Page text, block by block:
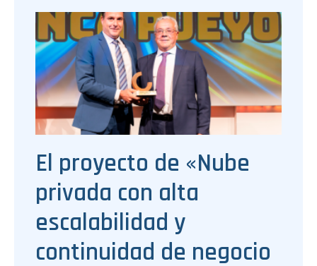
El proyecto de «Nube
privada con alta
escalabilidad y
continuidad de negocio